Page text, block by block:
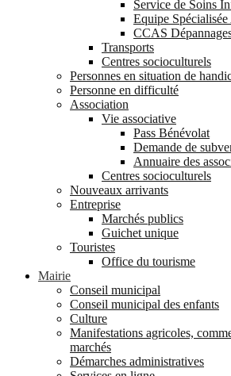
Service de Soins
Equipe
CCAS
Transports
Centres socioculturels
Personnes en situation de
Personne en difficulté
Association
Vie associative
Pass Bénévolat
Demande de
Annuaire des
Centres socioculturels
Nouveaux arrivants
Entreprise
Marchés publics
Guichet unique
Touristes
Office du tourisme
Mairie
Conseil municipal
Conseil municipal des enfants
Culture
Manifestations agricoles,
marchés
Démarches administratives